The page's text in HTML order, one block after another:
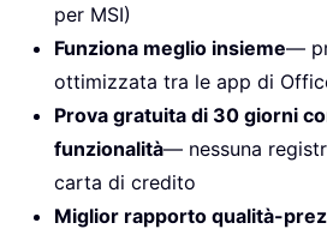
per MSI)
Funziona meglio insieme—
ottimizzata tra le app di
Prova gratuita di 30 giorni
funzionalità— nessuna
carta di credito
Miglior rapporto qualità-